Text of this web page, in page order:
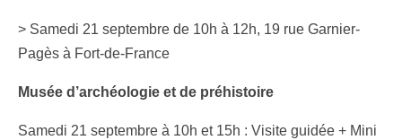
> Samedi 21 septembre de 10h à 12h, 19 rue Garnier-
Pagès à Fort-de-France
Musée d’archéologie et de préhistoire
Samedi 21 septembre à 10h et 15h : Visite guidée + Mini